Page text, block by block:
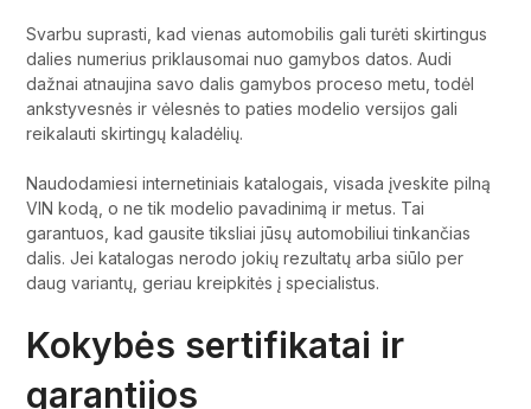
Svarbu suprasti, kad vienas automobilis gali turėti skirtingus
dalies numerius priklausomai nuo gamybos datos. Audi
dažnai atnaujina savo dalis gamybos proceso metu, todėl
ankstyvesnės ir vėlesnės to paties modelio versijos gali
reikalauti skirtingų kaladėlių.
Naudodamiesi internetiniais katalogais, visada įveskite pilną
VIN kodą, o ne tik modelio pavadinimą ir metus. Tai
garantuos, kad gausite tiksliai jūsų automobiliui tinkančias
dalis. Jei katalogas nerodo jokių rezultatų arba siūlo per
daug variantų, geriau kreipkitės į specialistus.
Kokybės sertifikatai ir
garantijos